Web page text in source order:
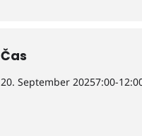
Čas
20. September 20257:00-